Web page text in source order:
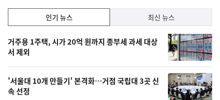
락
기,
최
신,
오
늘
인기 뉴스 최신 뉴스
인
기
뉴
스
거주용 1주택, 시가 20억 원까지 종부세 과세 대상
서 제외
'서울대 10개 만들기' 본격화…거점 국립대 3곳 신
속 선정